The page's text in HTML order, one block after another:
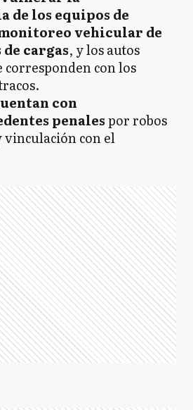
de los equipos de
vehicular de
cargas, y los autos
corresponden con los
con
penalespor robos
vinculación con el